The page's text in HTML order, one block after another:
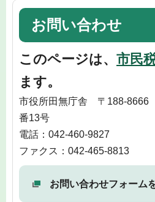
お問い合わせ
このページは、 市民
ます。
市役所田無庁舎 〒188-8666
番13号
電話：042-460-9827
ファクス：042-465-8813
お問い合わせフォーム